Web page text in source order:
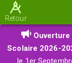
Retour
Scolaire 2026-
le 1er